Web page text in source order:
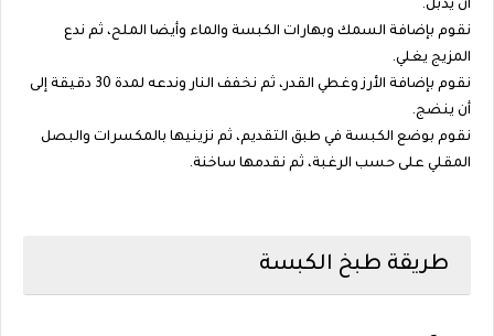
أن يذبل.
نقوم بإضافة السمك وبهارات الكبسة والماء وأيضا الملح، ثم ندع
المزيج يغلي.
نقوم بإضافة الأرز وغطي القدر، ثم نخفف النار وندعه لمدة 30 دقيقة إلى
أن ينضج.
نقوم بوضع الكبسة في طبق التقديم، ثم نزينيها بالمكسرات والبصل
المقلي على حسب الرغبة، ثم نقدمها ساخنة.
طريقة طبخ الكبسة